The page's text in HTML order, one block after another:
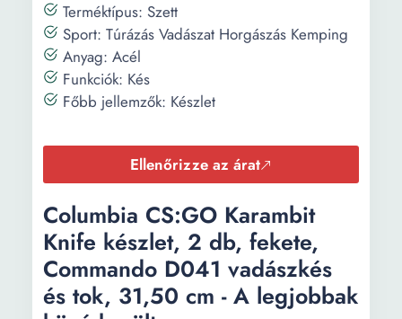
Terméktípus: Szett
Sport: Túrázás Vadászat Horgászás Kemping
Anyag: Acél
Funkciók: Kés
Főbb jellemzők: Készlet
Ellenőrizze az árat
Columbia CS:GO Karambit
Knife készlet, 2 db, fekete,
Commando D041 vadászkés
és tok, 31,50 cm - A legjobbak